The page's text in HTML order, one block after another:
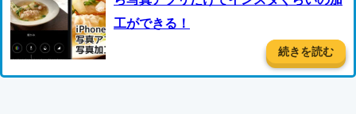
工ができる！
続きを読む